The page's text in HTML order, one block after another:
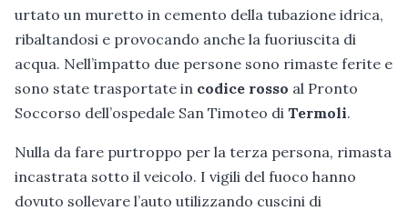
urtato un muretto in cemento della tubazione idrica,
ribaltandosi e provocando anche la fuoriuscita di
acqua. Nell’impatto due persone sono rimaste ferite e
sono state trasportate in codice rosso al Pronto
Soccorso dell’ospedale San Timoteo di Termoli.
Nulla da fare purtroppo per la terza persona, rimasta
incastrata sotto il veicolo. I vigili del fuoco hanno
dovuto sollevare l’auto utilizzando cuscini di